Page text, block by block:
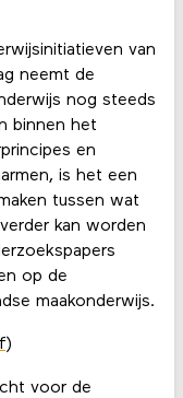
van
neemt de
nog steeds
binnen het
en
is het een
tussen wat
kan worden
op de
maakonderwijs.
voor de